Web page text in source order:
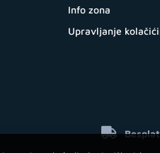
Info zona
Upravljanje